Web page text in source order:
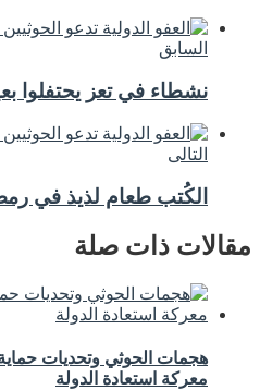
السابق
نشطاء في تعز يحتفلوا
التالى
الكُتب طعام لذيذ في
مقالات ذات صلة
هجمات الحوثي وتحديات
معركة استعادة الدولة